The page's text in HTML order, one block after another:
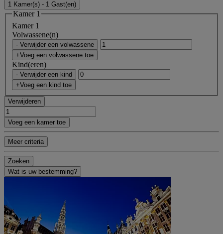
1 Kamer(s) - 1 Gast(en)
Kamer 1
Kamer 1
Volwassene(n)
- Verwijder een volwassene
+Voeg een volwassene toe
Kind(eren)
- Verwijder een kind
+Voeg een kind toe
Verwijderen
Voeg een kamer toe
Meer criteria
Zoeken
Wat is uw bestemming?